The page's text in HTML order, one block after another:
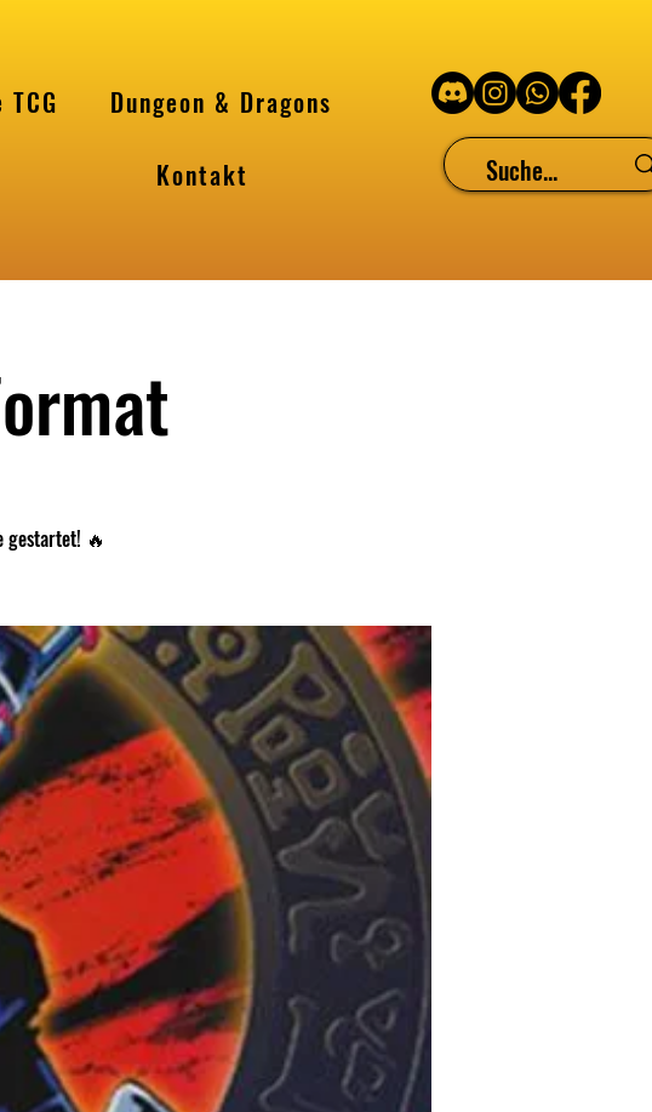
Dungeon & Dragons
Kontakt
gestartet! 🔥